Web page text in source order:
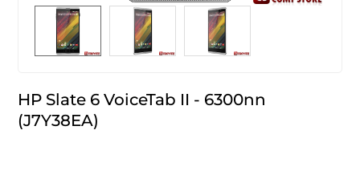
HP Slate 6 VoiceTab II - 6300nn
(J7Y38EA)